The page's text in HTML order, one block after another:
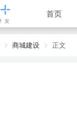
首页
商城建设 正文